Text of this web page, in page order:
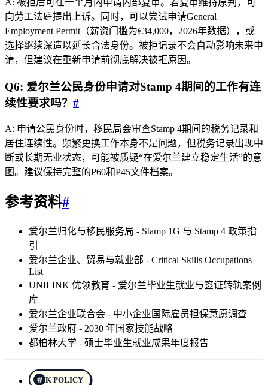
A: 被拒后可在一个月内申请内部复审。若复审维持原判，可
向劳工法庭提出上诉。同时，可以尝试申请General
Employment Permit（薪资门槛为€34,000，2026年数据），或
选择继续深造以延长合法身份。被拒记录不会自动影响未来申
请，但建议在重新申请前彻底解决被拒原因。
Q6: 爱尔兰公民身份申请对Stamp 4期间的工作有连
续性要求吗？ #
A: 申请公民身份时，移民局会审查Stamp 4期间的税务记录和
居住连续性。频繁更换工作本身不是问题，但税务记录出现中
断或长期无业状态，可能被质疑“在爱尔兰建立稳定生活”的意
图。建议保持完整的P60和P45文件档案。
参考资料#
爱尔兰归化与移民服务局 - Stamp 1G 与 Stamp 4 政策指
引
爱尔兰企业、贸易与就业部 - Critical Skills Occupations
List
UNILINK 优领教育 - 爱尔兰毕业生就业与签证转轨案例
库
爱尔兰企业联合会 - 中小企业国际雇员担保意愿调查
爱尔兰政府 - 2030 年国家技能战略
都柏林大学 - 硕士毕业生就业成果年度报告
K POLICY